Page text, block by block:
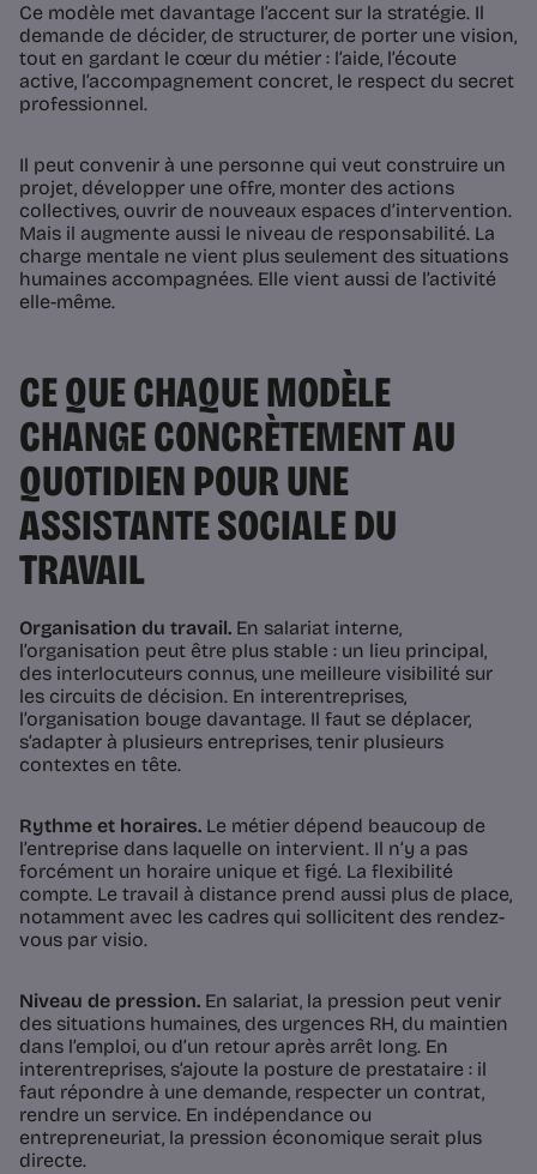
Ce modèle met davantage l’accent sur la stratégie. Il
demande de décider, de structurer, de porter une vision,
tout en gardant le cœur du métier : l’aide, l’écoute
active, l’accompagnement concret, le respect du secret
professionnel.
Il peut convenir à une personne qui veut construire un
projet, développer une offre, monter des actions
collectives, ouvrir de nouveaux espaces d’intervention.
Mais il augmente aussi le niveau de responsabilité. La
charge mentale ne vient plus seulement des situations
humaines accompagnées. Elle vient aussi de l’activité
elle-même.
CE QUE CHAQUE MODÈLE
CHANGE CONCRÈTEMENT AU
QUOTIDIEN POUR UNE
ASSISTANTE SOCIALE DU
TRAVAIL
Organisation du travail. En salariat interne,
l’organisation peut être plus stable : un lieu principal,
des interlocuteurs connus, une meilleure visibilité sur
les circuits de décision. En interentreprises,
l’organisation bouge davantage. Il faut se déplacer,
s’adapter à plusieurs entreprises, tenir plusieurs
contextes en tête.
Rythme et horaires. Le métier dépend beaucoup de
l’entreprise dans laquelle on intervient. Il n’y a pas
forcément un horaire unique et figé. La flexibilité
compte. Le travail à distance prend aussi plus de place,
notamment avec les cadres qui sollicitent des rendez-
vous par visio.
Niveau de pression. En salariat, la pression peut venir
des situations humaines, des urgences RH, du maintien
dans l’emploi, ou d’un retour après arrêt long. En
interentreprises, s’ajoute la posture de prestataire : il
faut répondre à une demande, respecter un contrat,
rendre un service. En indépendance ou
entrepreneuriat, la pression économique serait plus
directe.